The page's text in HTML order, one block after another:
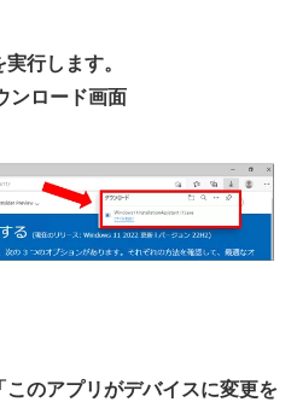
行します。
ンロード画面
のアプリがデバイスに変更を